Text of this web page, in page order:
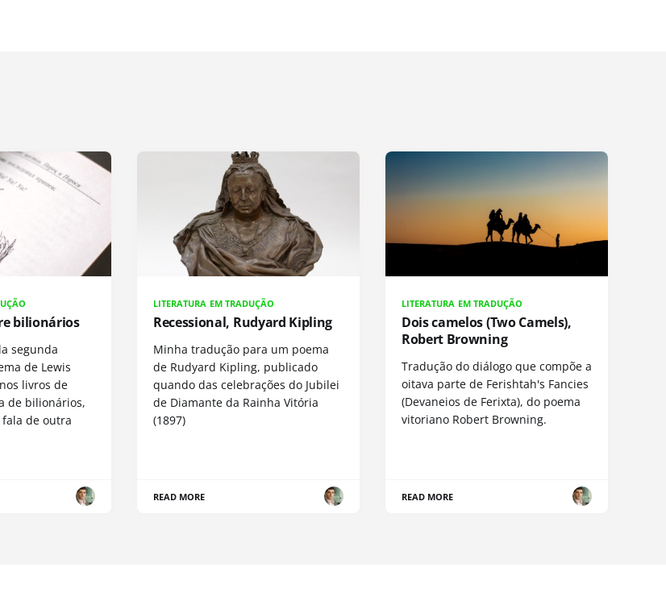
bilionários
segunda
de Lewis
livros de
de bilionários,
de outra
LITERATURA EM TRADUÇÃO
Recessional, Rudyard Kipling
Minha tradução para um poema
de Rudyard Kipling, publicado
quando das celebrações do Jubilei
de Diamante da Rainha Vitória
(1897)
READ MORE
LITERATURA EM TRADUÇÃO
Dois camelos (Two Camels),
Robert Browning
Tradução do diálogo que compõe a
oitava parte de Ferishtah's Fancies
(Devaneios de Ferixta), do poema
vitoriano Robert Browning.
READ MORE